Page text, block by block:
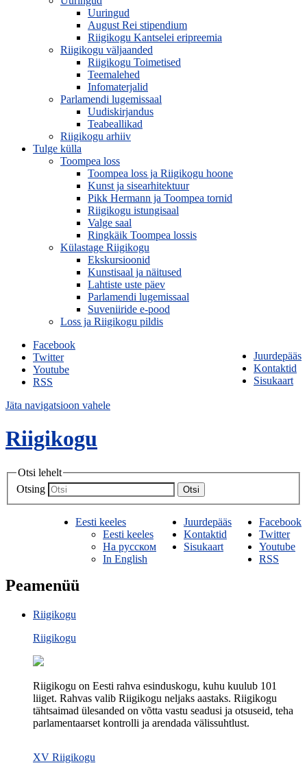
Uuringud
August Rei stipendium
Riigikogu Kantselei eripreemia
Riigikogu väljaanded
Riigikogu Toimetised
Teemalehed
Infomaterjalid
Parlamendi lugemissaal
Uudiskirjandus
Teabeallikad
Riigikogu arhiiv
Tulge külla
Toompea loss
Toompea loss ja Riigikogu hoone
Kunst ja sisearhitektuur
Pikk Hermann ja Toompea tornid
Riigikogu istungisaal
Valge saal
Ringkäik Toompea lossis
Külastage Riigikogu
Ekskursioonid
Kunstisaal ja näitused
Lahtiste uste päev
Parlamendi lugemissaal
Suveniiride e-pood
Loss ja Riigikogu pildis
Juurdepääs
Kontaktid
Sisukaart
Facebook
Twitter
Youtube
RSS
Jäta navigatsioon vahele
Riigikogu
Otsi lehelt
Otsing
Otsi
Facebook
Twitter
Youtube
RSS
Juurdepääs
Kontaktid
Sisukaart
Eesti keeles
Eesti keeles
На русском
In English
Peamenüü
Riigikogu
Riigikogu
Riigikogu on Eesti rahva esinduskogu, kuhu kuulub 101
liiget. Rahvas valib Riigikogu neljaks aastaks. Riigikogu
tähtsaimad ülesanded on võtta vastu seadusi ja otsuseid, teha
parlamentaarset kontrolli ja arendada välissuhtlust.
XV Riigikogu